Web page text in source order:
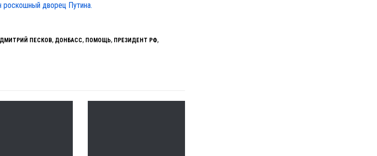
дворец Путина.
ДМИТРИЙ ПЕСКОВ, ДОНБАСС, ПОМОЩЬ, ПРЕЗИДЕНТ РФ,